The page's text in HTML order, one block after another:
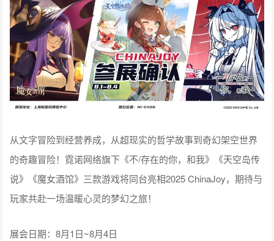
从文字冒险到经营养成，从超现实的哲学故事到奇幻架空世界
的奇趣冒险！霓诺网络旗下《不/存在的你，和我》《天空岛传
说》《魔女酒馆》三款游戏将同台亮相2025 ChinaJoy，期待与
玩家共赴一场温暖心灵的梦幻之旅！
展会日期：8月1日~8月4日